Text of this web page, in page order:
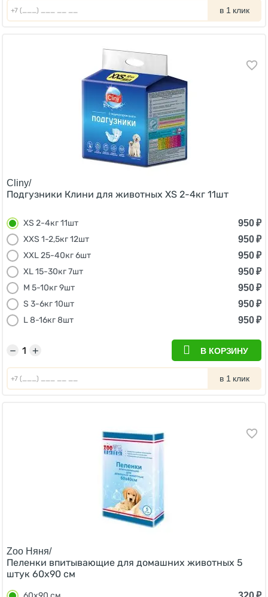
в 1 клик
Cliny/
Подгузники Клини для животных XS 2-4кг 11шт
XS 2-4кг 11шт 950₽
XXS 1-2,5кг 12шт
950₽
ХXL 25-40кг 6шт
950₽
XL 15-30кг 7шт
950₽
M 5-10кг 9шт
950₽
S 3-6кг 10шт
950₽
L 8-16кг 8шт
950₽
+
− В КОРЗИНУ
в 1 клик
Zoo Няня/
Пеленки впитывающие для домашних животных 5
штук 60х90 см